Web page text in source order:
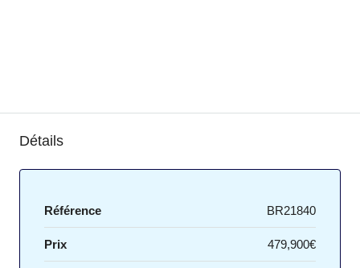
Détails
Référence BR21840
Prix 479,900€